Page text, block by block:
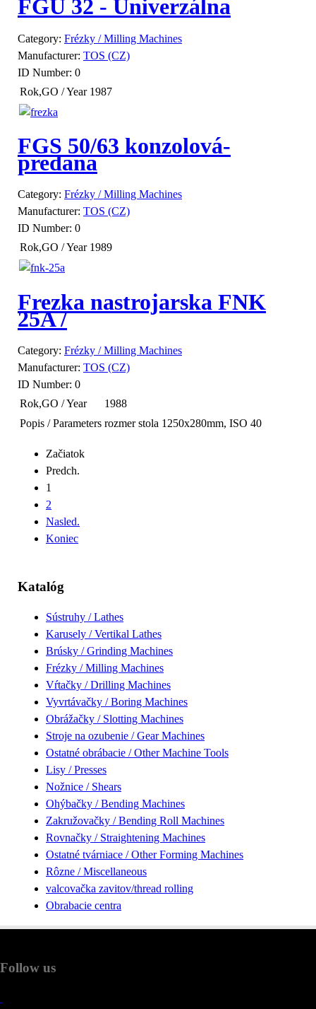
FGU 32 - Univerzálna
Category: Frézky / Milling Machines
Manufacturer: TOS (CZ)
ID Number: 0
Rok,GO / Year 1987
FGS 50/63 konzolová-
predana
Category: Frézky / Milling Machines
Manufacturer: TOS (CZ)
ID Number: 0
Rok,GO / Year 1989
Frezka nastrojarska FNK
25A /
Category: Frézky / Milling Machines
Manufacturer: TOS (CZ)
ID Number: 0
Rok,GO / Year
1988
Popis / Parameters rozmer stola 1250x280mm, ISO 40
Začiatok
Predch.
1
2
Nasled.
Koniec
Katalóg
Sústruhy / Lathes
Karusely / Vertikal Lathes
Brúsky / Grinding Machines
Frézky / Milling Machines
Vŕtačky / Drilling Machines
Vyvrtávačky / Boring Machines
Obrážačky / Slotting Machines
Stroje na ozubenie / Gear Machines
Ostatné obrábacie / Other Machine Tools
Lisy / Presses
Nožnice / Shears
Ohýbačky / Bending Machines
Zakružovačky / Bending Roll Machines
Rovnačky / Straightening Machines
Ostatné tvárniace / Other Forming Machines
Rôzne / Miscellaneous
valcovačka zavitov/thread rolling
Obrabacie centra
Follow us